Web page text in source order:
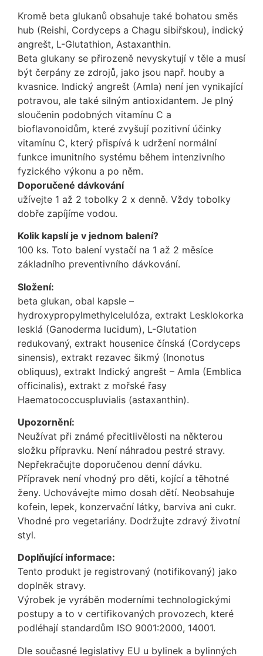
Kromě beta glukanů obsahuje také bohatou směs
hub (Reishi, Cordyceps a Chagu sibiřskou), indický
angrešt, L-Glutathion, Astaxanthin.
Beta glukany se přirozeně nevyskytují v těle a musí
být čerpány ze zdrojů, jako jsou např. houby a
kvasnice. Indický angrešt (Amla) není jen vynikající
potravou, ale také silným antioxidantem. Je plný
sloučenin podobných vitamínu C a
bioflavonoidům, které zvyšují pozitivní účinky
vitamínu C, který přispívá k udržení normální
funkce imunitního systému během intenzivního
fyzického výkonu a po něm.
Doporučené dávkování
užívejte 1 až 2 tobolky 2 x denně. Vždy tobolky
dobře zapíjíme vodou.
Kolik kapslí je v jednom balení?
100 ks. Toto balení vystačí na 1 až 2 měsíce
základního preventivního dávkování.
Složení:
beta glukan, obal kapsle –
hydroxypropylmethylcelulóza, extrakt Lesklokorka
lesklá (Ganoderma lucidum), L-Glutation
redukovaný, extrakt housenice čínská (Cordyceps
sinensis), extrakt rezavec šikmý (Inonotus
obliquus), extrakt Indický angrešt – Amla (Emblica
officinalis), extrakt z mořské řasy
Haematococcuspluvialis (astaxanthin).
Upozornění:
Neužívat při známé přecitlivělosti na některou
složku přípravku. Není náhradou pestré stravy.
Nepřekračujte doporučenou denní dávku.
Přípravek není vhodný pro děti, kojící a těhotné
ženy. Uchovávejte mimo dosah dětí. Neobsahuje
kofein, lepek, konzervační látky, barviva ani cukr.
Vhodné pro vegetariány. Dodržujte zdravý životní
styl.
Doplňující informace:
Tento produkt je registrovaný (notifikovaný) jako
doplněk stravy.
Výrobek je vyráběn moderními technologickými
postupy a to v certifikovaných provozech, které
podléhají standardům ISO 9001:2000, 14001.
Dle současné legislativy EU u bylinek a bylinných